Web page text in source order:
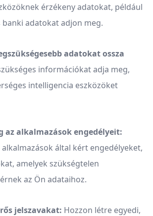
érzékeny adatokat, például
banki adatokat adjon meg.
adatokat ossza
információkat adja meg,
intelligencia eszközöket
az alkalmazások engedélyeit:
alkalmazások által kért engedélyeket,
amelyek szükségtelen
az Ön adataihoz.
jelszavakat: Hozzon létre egyedi,